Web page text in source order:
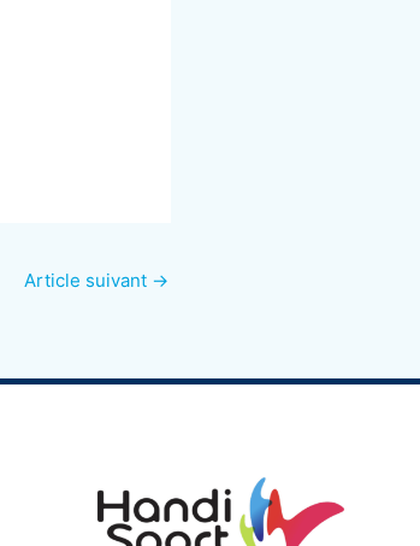
Article suivant →